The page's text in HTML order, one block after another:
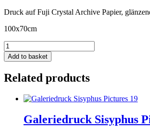
Druck auf Fuji Crystal Archive Papier,
100x70cm
Galeriedruck
Sisyphus
Pictures
quantity
Add to basket
Related products
Galeriedruck Sisyphus